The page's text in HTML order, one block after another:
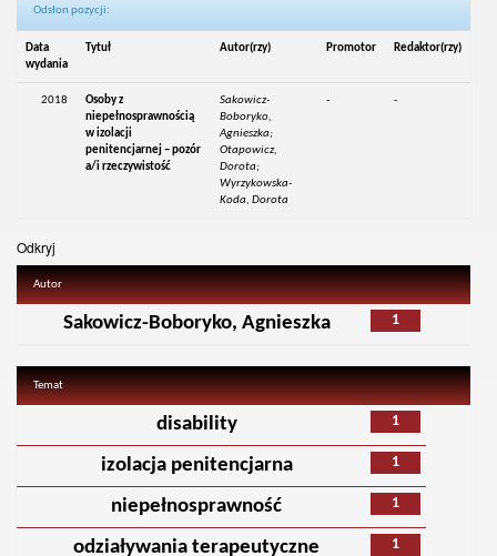
Odsłon pozycji:
Data
wydania
Tytuł Autor(rzy) Promotor Redaktor(rzy)
2018
Osoby z
niepełnosprawnością
w izolacji
penitencjarnej – pozór
a/i rzeczywistość
Sakowicz-
Boboryko,
Agnieszka;
Otapowicz,
Dorota;
Wyrzykowska-
Koda, Dorota
- -
Odkryj
Autor
1
Sakowicz-Boboryko, Agnieszka
Temat
1
disability
1
izolacja penitencjarna
1
niepełnosprawność
1
odziaływania terapeutyczne